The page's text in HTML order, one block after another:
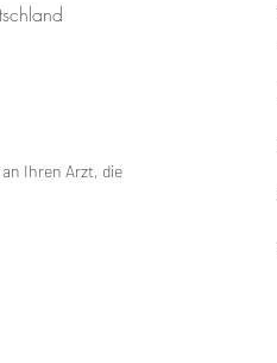
Ihren Arzt, die